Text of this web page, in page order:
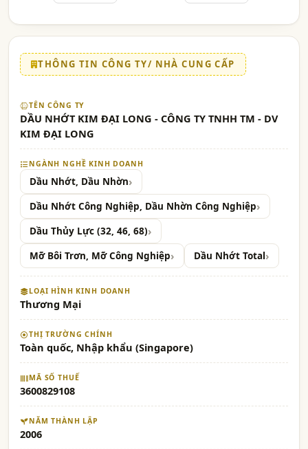
THÔNG TIN CÔNG TY/ NHÀ CUNG CẤP
TÊN CÔNG TY
DẦU NHỚT KIM ĐẠI LONG - CÔNG TY TNHH TM - DV
KIM ĐẠI LONG
NGÀNH NGHỀ KINH DOANH
Dầu Nhớt, Dầu Nhờn
Dầu Nhớt Công Nghiệp, Dầu Nhờn Công Nghiệp
Dầu Thủy Lực (32, 46, 68)
Mỡ Bôi Trơn, Mỡ Công Nghiệp
Dầu Nhớt Total
LOẠI HÌNH KINH DOANH
Thương Mại
THỊ TRƯỜNG CHÍNH
Toàn quốc, Nhập khẩu (Singapore)
MÃ SỐ THUẾ
3600829108
NĂM THÀNH LẬP
2006